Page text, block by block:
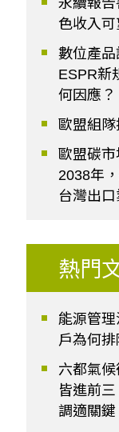
色收入
數位產
ESPR新
何因應？
歐盟組
歐盟碳
2038年
台灣出口
熱門
能源管
戶為何
六都氣
皆進前
調適關鍵